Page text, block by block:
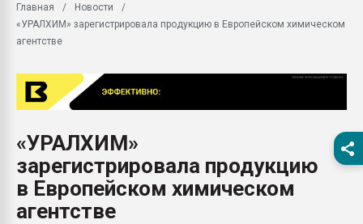
первый план в
28.07.2026
ситуацией на
Всё, что касается
Главная
Новости
«УРАЛХИМ» зарегистрировала продукцию в Европейском химическом
агентстве
«УРАЛХИМ»
зарегистрировала продукцию
в Европейском химическом
агентстве